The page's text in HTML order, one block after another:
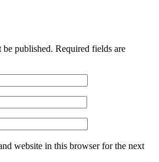
published. Required fields are
website in this browser for the next